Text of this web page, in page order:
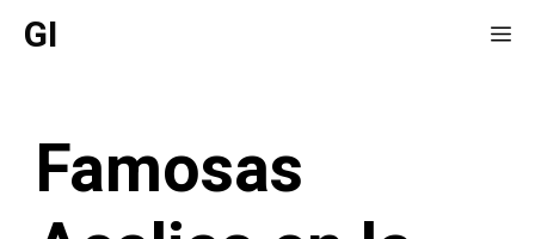
Saltar
GI
Famosas